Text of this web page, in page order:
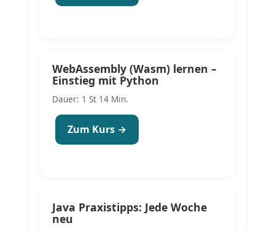
WebAssembly (Wasm) lernen –
Einstieg mit Python
Dauer: 1 St 14 Min.
Zum Kurs →
Java Praxistipps: Jede Woche
neu